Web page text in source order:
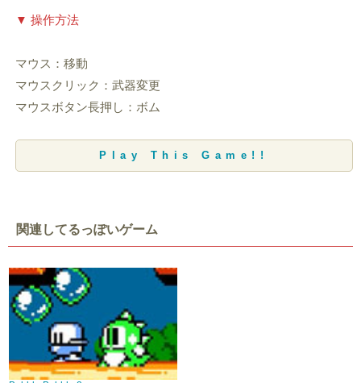
▼ 操作方法
マウス：移動
マウスクリック：武器変更
マウスボタン長押し：ボム
Play This Game!!
関連してるっぽいゲーム